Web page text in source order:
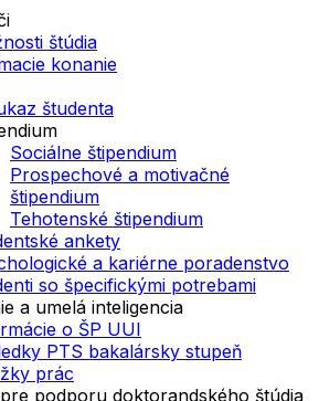
štúdia
konanie
študenta
Sociálne štipendium
Prospechové a motivačné
štipendium
Tehotenské štipendium
ankety
a kariérne poradenstvo
so špecifickými potrebami
a umelá inteligencia
o ŠP UUI
PTS bakalársky stupeň
prác
podporu doktorandského štúdia